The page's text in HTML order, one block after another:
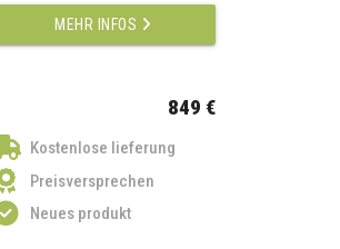
MEHR INFOS
849 €
Kostenlose lieferung
Preisversprechen
Neues produkt